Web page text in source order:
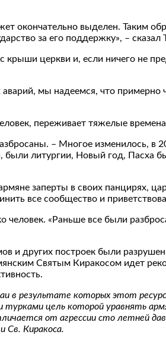
окончательно выделен. Таким
за его поддержку», – сказал
церкви и, если ничего не
мы надеемся, что примерно
переживает тяжелые
– Многое изменилось, в
были литургии, Новый год, Пасха
заперты в своих панцирях,
все сообщество и
«Раньше все были
и других построек были
Святым Киракосом идет
в результате которых этот
цель которой уравнять
от агрессии сто летней
Св. Киракоса.